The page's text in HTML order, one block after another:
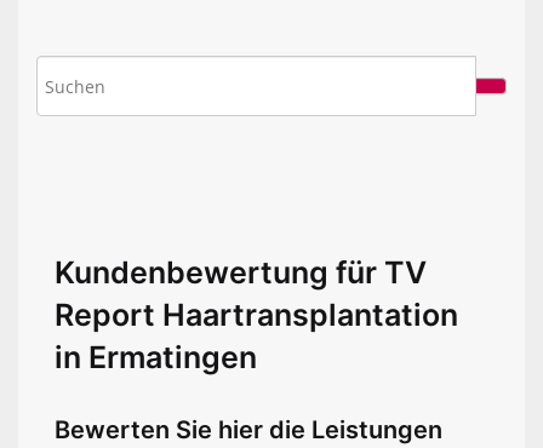
Kundenbewertung für TV
Report Haartransplantation
in Ermatingen
Bewerten Sie hier die Leistungen